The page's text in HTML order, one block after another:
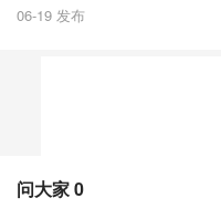
06-19 发布
问大家0